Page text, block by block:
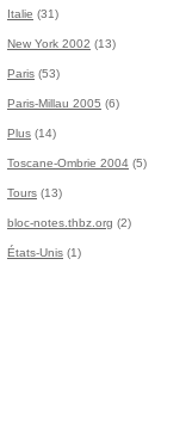
Italie (31)
New York 2002 (13)
Paris (53)
Paris-Millau 2005 (6)
Plus (14)
Toscane-Ombrie 2004 (5)
Tours (13)
bloc-notes.thbz.org (2)
États-Unis (1)